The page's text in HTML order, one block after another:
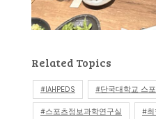
Related Topics
IAHPEDS 단국대학교 스
스포츠정보과학연구실